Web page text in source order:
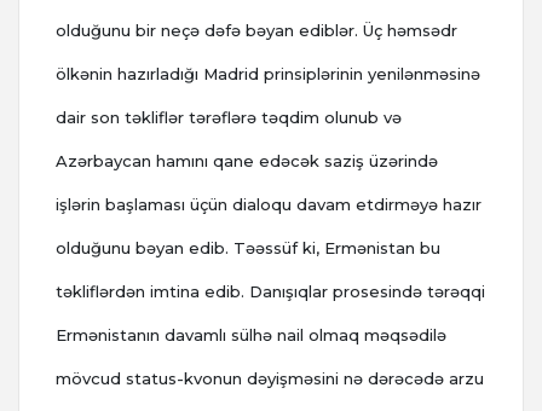
olduğunu bir neçə dəfə bəyan ediblər. Üç həmsədr
ölkənin hazırladığı Madrid prinsiplərinin yenilənməsinə
dair son təkliflər tərəflərə təqdim olunub və
Azərbaycan hamını qane edəcək saziş üzərində
işlərin başlaması üçün dialoqu davam etdirməyə hazır
olduğunu bəyan edib. Təəssüf ki, Ermənistan bu
təkliflərdən imtina edib. Danışıqlar prosesində tərəqqi
Ermənistanın davamlı sülhə nail olmaq məqsədilə
mövcud status-kvonun dəyişməsini nə dərəcədə arzu